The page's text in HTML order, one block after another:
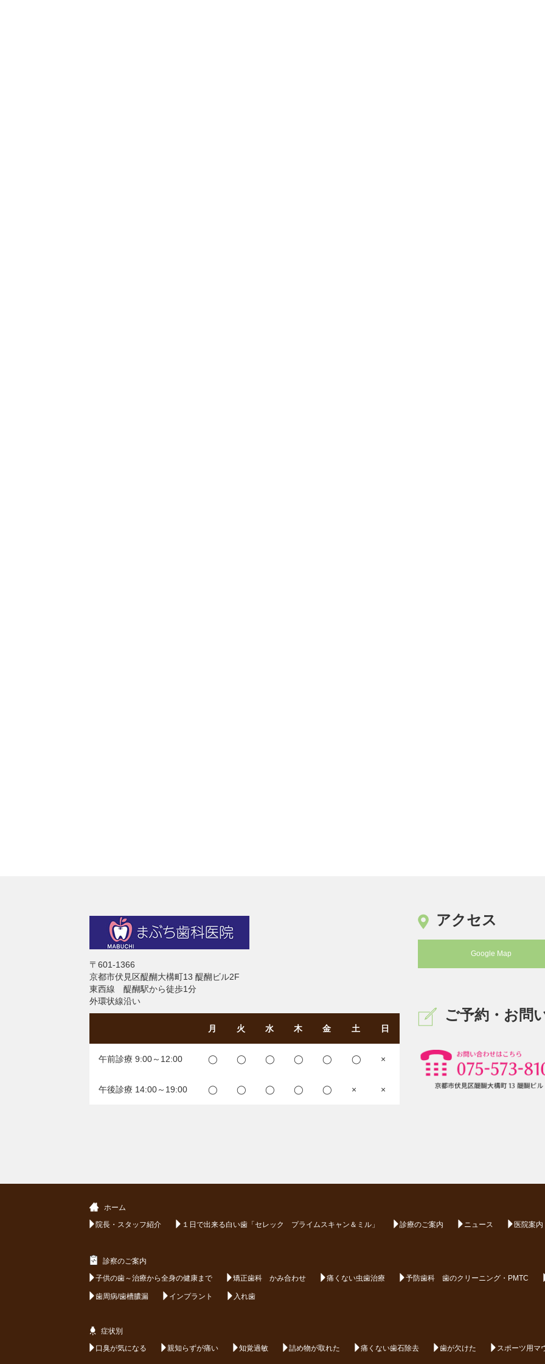
〒601-1366
京都市伏見区醍醐大構町13 醍醐ビル2F
東西線 醍醐駅から徒歩1分
外環状線沿い
月 火 水 木 金 土 日
午前診療 9:00～12:00 ◯ ◯ ◯ ◯ ◯ ◯ ×
午後診療 14:00～19:00 ◯ ◯ ◯ ◯ ◯ × ×
アクセス
Google Map
ご予約・お問
ホーム
院長・スタッフ紹介
１日で出来る白い歯「セレック プライムスキャン＆ミル」 診療のご案内 ニュース 医院案内
診察のご案内
子供の歯～治療から全身の健康まで
矯正歯科 かみ合わせ 痛くない虫歯治療 予防歯科 歯のクリーニング・PMTC
歯周病/歯槽膿漏 インプラント 入れ歯
症状別
口臭が気になる
親知らずが痛い 知覚過敏 詰め物が取れた 痛くない歯石除去 歯が欠けた スポーツ用マ